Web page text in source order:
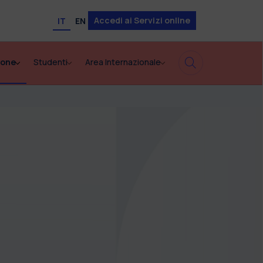
IT EN Accedi ai Servizi online
Studenti Area Internazionale